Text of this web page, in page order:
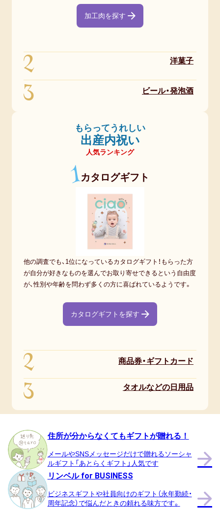
加工肉を探す
2 洋菓子
3 ビール・発泡酒
もらってうれしい
出産内祝い
人気ランキング
1カタログギフト
他の調査でも、1位になっているカタログギフト！もらった方
が自分が好きなものを選んでお取り寄せできるという自由度
が、性別や年齢を問わず多くの方に喜ばれているようです。
カタログギフトを探す
2 商品券・ギフトカード
3 タオルなどの日用品
住所が分からなくてもギフトが贈れる！
メールやSNSメッセージだけで贈れるソーシャ
ルギフト「あとらくギフト」人気です
リンベル for BUSINESS
ビジネスギフトや社員向けのギフト（永年勤続・
周年記念）で悩んだときの頼れる味方です。